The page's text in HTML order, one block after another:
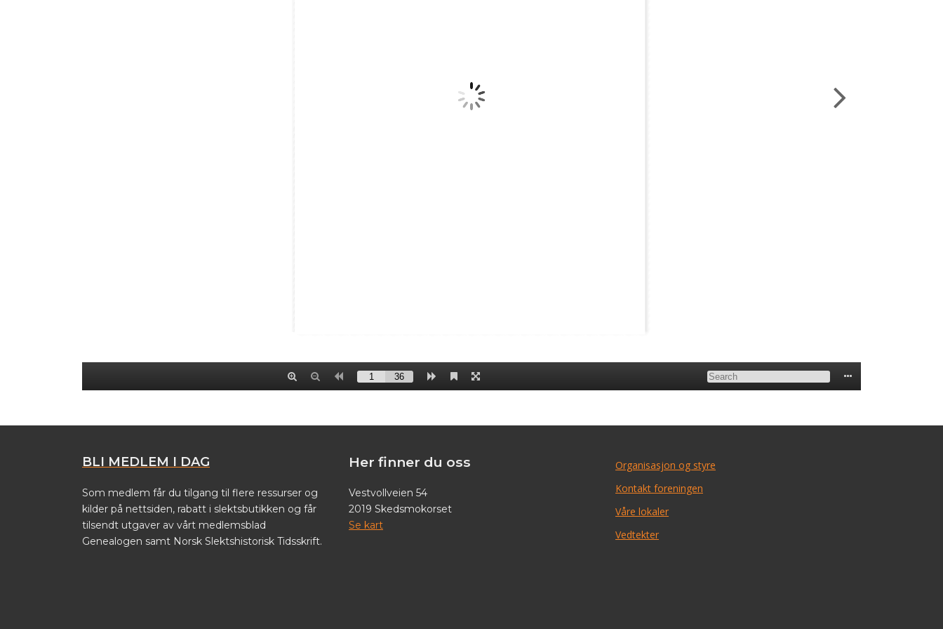
BLI MEDLEM I DAG
Som medlem får du tilgang til flere ressurser og
kilder på nettsiden, rabatt i slektsbutikken og får
tilsendt utgaver av vårt medlemsblad
Genealogen samt Norsk Slektshistorisk Tidsskrift.
Her finner du oss
Vestvollveien 54
2019 Skedsmokorset
Se kart
Organisasjon og styre
Kontakt foreningen
Våre lokaler
Vedtekter